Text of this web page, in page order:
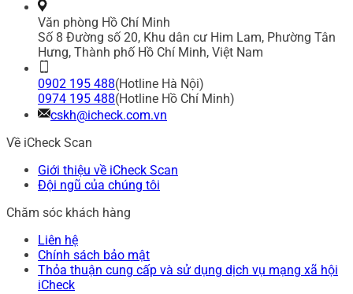
Văn phòng Hồ Chí Minh
Số 8 Đường số 20, Khu dân cư Him Lam, Phường Tân
Hưng, Thành phố Hồ Chí Minh, Việt Nam
0902 195 488(Hotline Hà Nội)
0974 195 488(Hotline Hồ Chí Minh)
cskh@icheck.com.vn
Về iCheck Scan
Giới thiệu về iCheck Scan
Đội ngũ của chúng tôi
Chăm sóc khách hàng
Liên hệ
Chính sách bảo mật
Thỏa thuận cung cấp và sử dụng dịch vụ mạng xã hội
iCheck